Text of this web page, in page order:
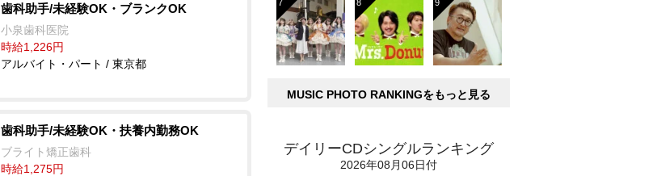
歯科助手/未経験OK・ブランクOK
小泉歯科医院
時給1,226円
アルバイト・パート / 東京都
歯科助手/未経験OK・扶養内勤務OK
ブライト矯正歯科
時給1,275円
MUSIC PHOTO RANKINGをもっと見る
デイリーCDシングルランキング
2026年08月06日付